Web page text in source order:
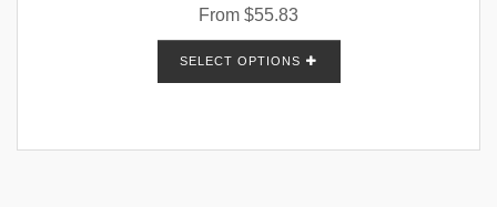
From $55.83
SELECT OPTIONS